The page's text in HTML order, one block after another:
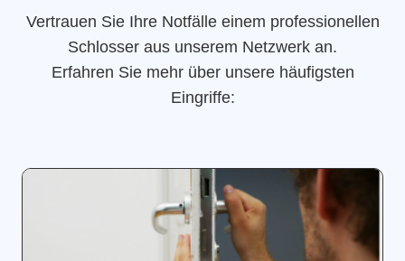
Vertrauen Sie Ihre Notfälle einem professionellen
Schlosser aus unserem Netzwerk an.
Erfahren Sie mehr über unsere häufigsten
Eingriffe: